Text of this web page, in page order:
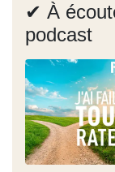
✔ À
podcast